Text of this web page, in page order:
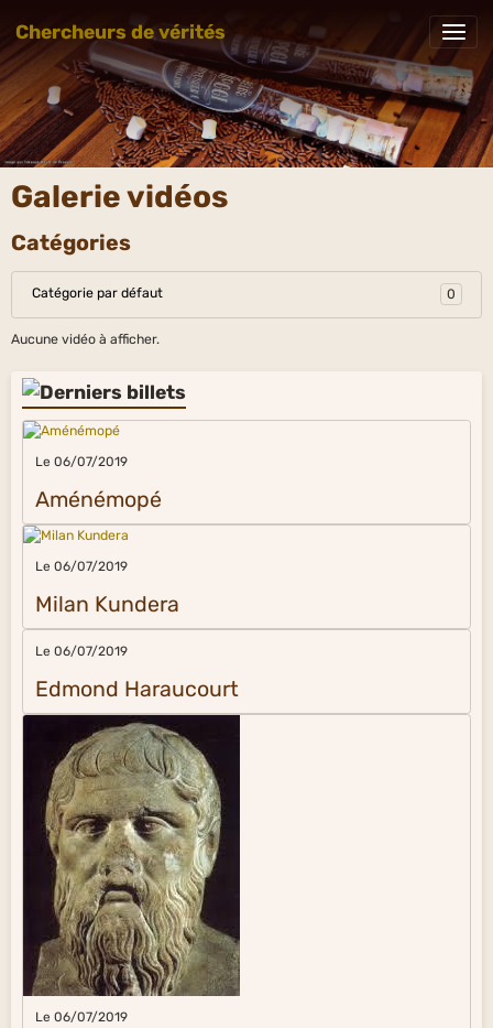
Chercheurs de vérités
Galerie vidéos
Catégories
Catégorie par défaut 0
Aucune vidéo à afficher.
Le 06/07/2019
Aménémopé
Le 06/07/2019
Milan Kundera
Le 06/07/2019
Edmond Haraucourt
Le 06/07/2019